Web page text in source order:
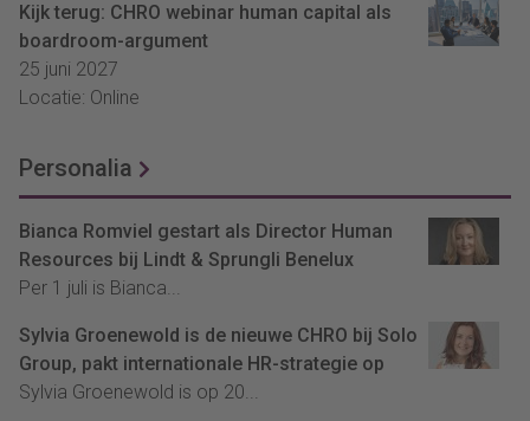
Kijk terug: CHRO webinar human capital als
boardroom-argument
25 juni 2027
Locatie: Online
Personalia
Bianca Romviel gestart als Director Human
Resources bij Lindt & Sprungli Benelux
Per 1 juli is Bianca...
Sylvia Groenewold is de nieuwe CHRO bij Solo
Group, pakt internationale HR-strategie op
Sylvia Groenewold is op 20...